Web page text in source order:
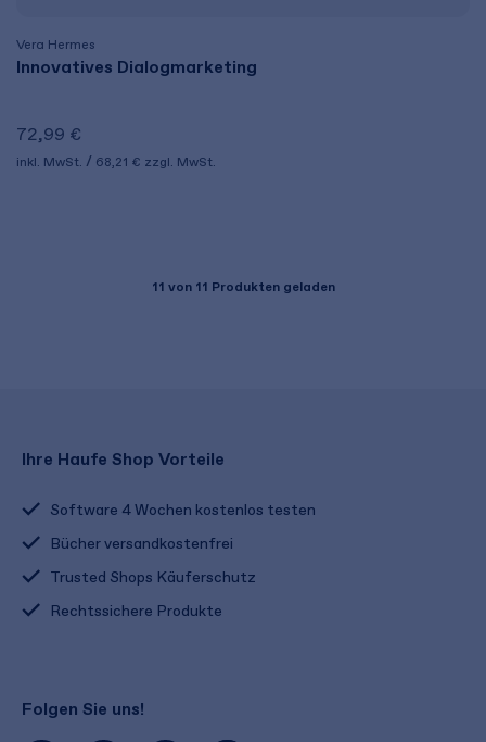
Vera Hermes
Innovatives Dialogmarketing
72,99 €
inkl. MwSt. 68,21 € zzgl. MwSt.
11 von 11 Produkten geladen
Ihre Haufe Shop Vorteile
Software 4 Wochen kostenlos testen
Bücher versandkostenfrei
Trusted Shops Käuferschutz
Rechtssichere Produkte
Folgen Sie uns!